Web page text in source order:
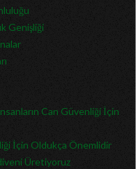
Genişliği
Can Güvenliği İçin
İçin Oldukça Önemlidir
Üretiyoruz